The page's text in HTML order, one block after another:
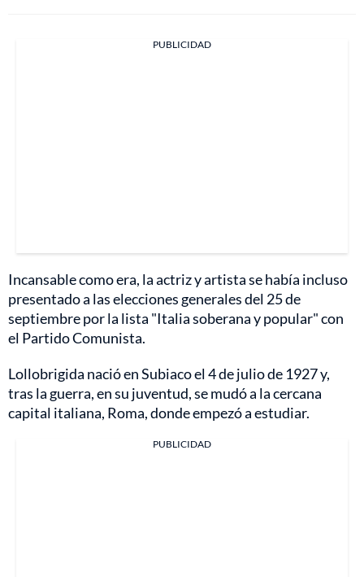
PUBLICIDAD
Incansable como era, la actriz y artista se había incluso
presentado a las elecciones generales del 25 de
septiembre por la lista "Italia soberana y popular" con
el Partido Comunista.
Lollobrigida nació en Subiaco el 4 de julio de 1927 y,
tras la guerra, en su juventud, se mudó a la cercana
capital italiana, Roma, donde empezó a estudiar.
PUBLICIDAD